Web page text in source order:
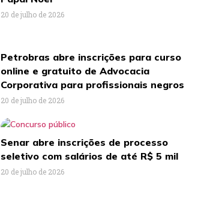
20 de julho de 2026
Petrobras abre inscrições para curso
online e gratuito de Advocacia
Corporativa para profissionais negros
20 de julho de 2026
Senar abre inscrições de processo
seletivo com salários de até R$ 5 mil
20 de julho de 2026